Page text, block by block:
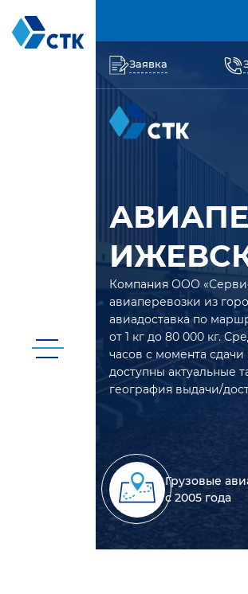
Заявка
Компания ООО
авиаперевозки из
авиадоставка по
от 1 кг до 80 000 кг.
часов с момента
доступны актуальные
география выдачи/
Грузовые
с 2005 года